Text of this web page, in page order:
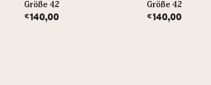
Größe 42
€140,00
Größe 42
€140,00